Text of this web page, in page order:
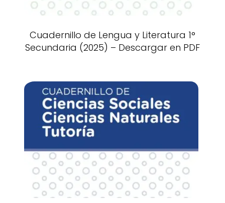
Cuadernillo de Lengua y Literatura 1°
Secundaria (2025) – Descargar en PDF